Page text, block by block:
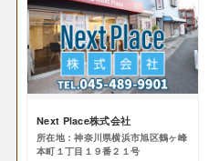
Next Place株式会社
所在地：神奈川県横浜市旭区鶴ヶ峰
本町１丁目１９番２１号